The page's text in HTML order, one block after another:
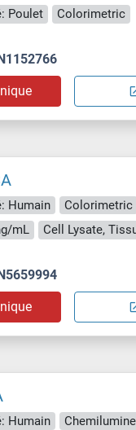
Poulet Colorimetric
Humain Colorimetric
mL
Cell Lysate,
Humain